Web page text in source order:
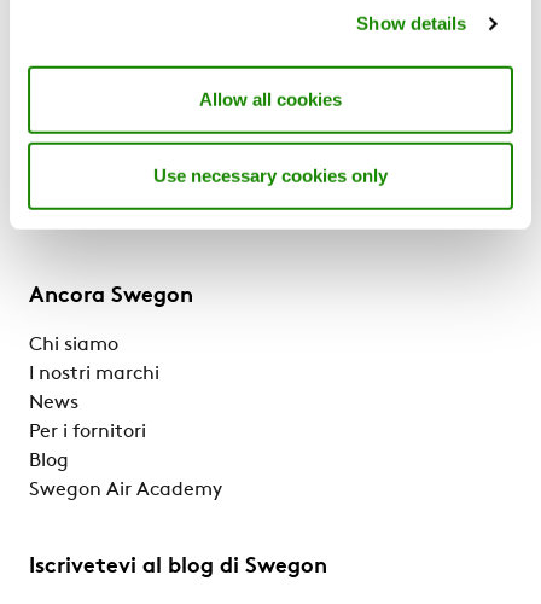
Show details
Allow all cookies
Use necessary cookies only
Prodotti e servizi
Ancora Swegon
Chi siamo
I nostri marchi
News
Per i fornitori
Blog
Swegon Air Academy
Iscrivetevi al blog di Swegon